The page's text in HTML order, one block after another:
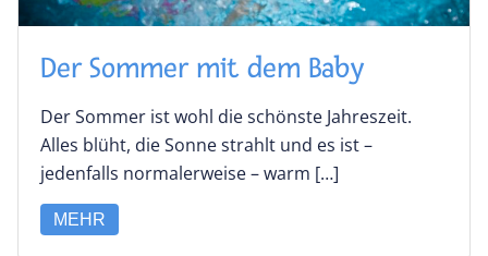
Der Sommer mit dem Baby
Der Sommer ist wohl die schönste Jahreszeit.
Alles blüht, die Sonne strahlt und es ist –
jedenfalls normalerweise – warm […]
MEHR